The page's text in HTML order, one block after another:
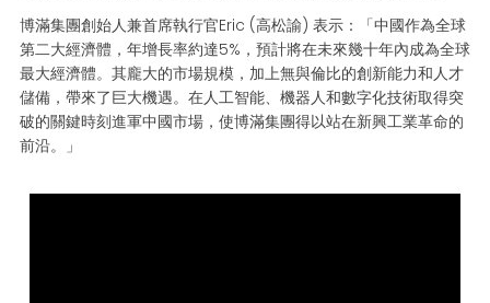
博滿集團創始人兼首席執行官Eric (高松諭) 表示：「中國作為全球
第二大經濟體，年增長率約達5%，預計將在未來幾十年內成為全球
最大經濟體。其龐大的市場規模，加上無與倫比的創新能力和人才
儲備，帶來了巨大機遇。在人工智能、機器人和數字化技術取得突
破的關鍵時刻進軍中國市場，使博滿集團得以站在新興工業革命的
前沿。」